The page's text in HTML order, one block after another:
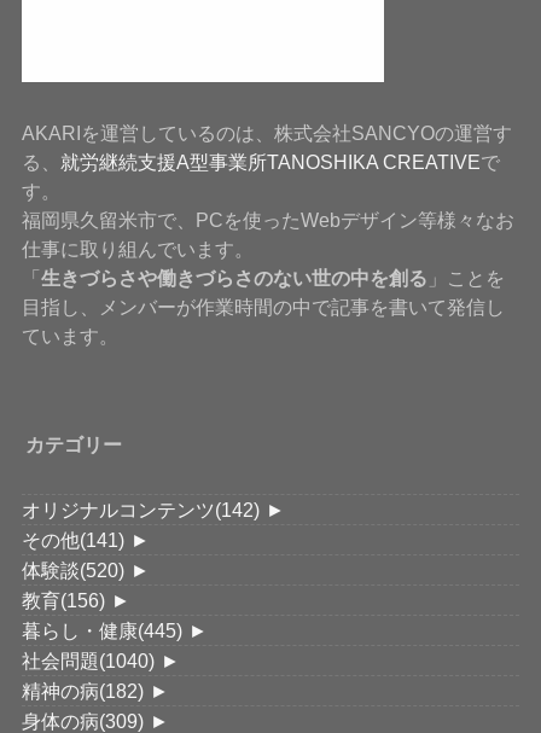
AKARIを運営しているのは、株式会社SANCYOの運営す
る、 就労継続支援A型事業所TANOSHIKA CREATIVEで
す。
福岡県久留米市で、PCを使ったWebデザイン等様々なお
仕事に取り組んでいます。
「生きづらさや働きづらさのない世の中を創る 」ことを
目指し、メンバーが作業時間の中で記事を書いて発信し
ています。
カテゴリー
オリジナルコンテンツ(142) ►
その他(141) ►
体験談(520) ►
教育(156) ►
暮らし・健康(445) ►
社会問題(1040) ►
精神の病(182) ►
身体の病(309) ►